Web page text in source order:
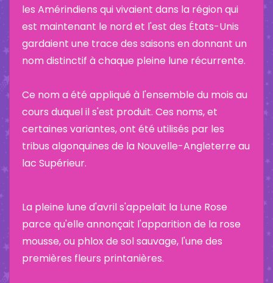
les Amérindiens qui vivaient dans la région qui
est maintenant le nord et l'est des États-Unis
gardaient une trace des saisons en donnant un
nom distinctif à chaque pleine lune récurrente.
Ce nom a été appliqué à l'ensemble du mois au
cours duquel il s'est produit. Ces noms, et
certaines variantes, ont été utilisés par les
tribus algonquines de la Nouvelle-Angleterre au
lac Supérieur.
La pleine lune d'avril s'appelait la Lune Rose
parce qu'elle annonçait l'apparition de la rose
mousse, ou phlox de sol sauvage, l'une des
premières fleurs printanières.